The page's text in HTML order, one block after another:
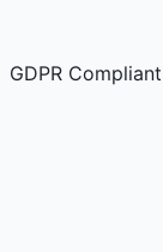
GDPR Compliant